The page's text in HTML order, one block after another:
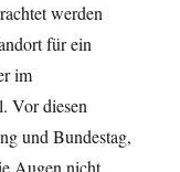
werden
für ein
im
Vor diesen
und Bundestag,